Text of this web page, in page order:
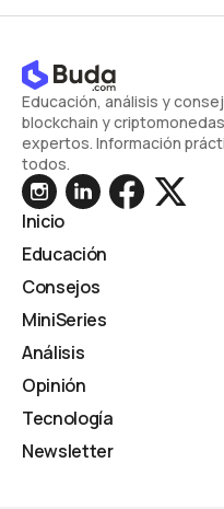
Educación, análisis y
blockchain y
expertos. Información
todos.
Inicio
Educación
Consejos
MiniSeries
Análisis
Opinión
Tecnología
Newsletter